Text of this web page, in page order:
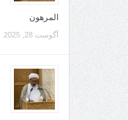
المرهون
آگوست 28, 2025